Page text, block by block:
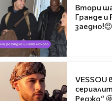
Втори
Гранде и
заедно!😍
VESSOU
Реджо“